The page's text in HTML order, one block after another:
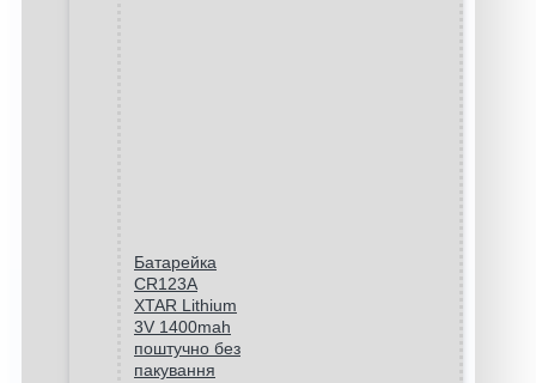
Батарейка
CR123A
XTAR Lithium
3V 1400mah
поштучно без
пакування